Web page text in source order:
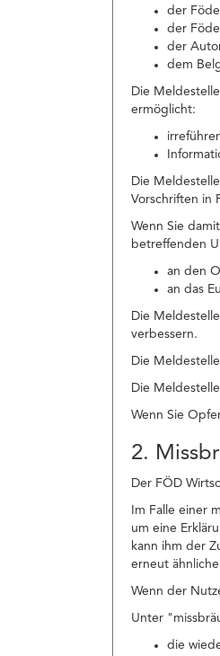
der
der
der
dem
Die
ermöglicht:
Die
Vorschriften in
Wenn Sie
betreffenden
an den
an das
Die
verbessern.
Die
Die
Wenn Sie
2.
Der FÖD
Im Falle einer
um eine
kann ihm der
erneut
Wenn der
Unter
die